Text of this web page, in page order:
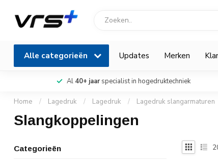
Alle categorieën Updates Merken
Al 40+ jaarspecialist in hogedruktechniek
Home / Lagedruk / Lagedruk / Lagedruk slangarmaturen
Slangkoppelingen
Categorieën